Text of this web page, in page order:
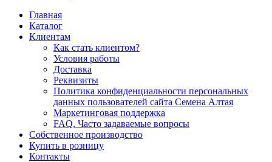
Главная
Каталог
Клиентам
Как стать клиентом?
Условия работы
Доставка
Реквизиты
Политика конфиденциальности персональных
данных пользователей сайта Семена Алтая
Маркетинговая поддержка
FAQ. Часто задаваемые вопросы
Собственное производство
Купить в розницу
Контакты